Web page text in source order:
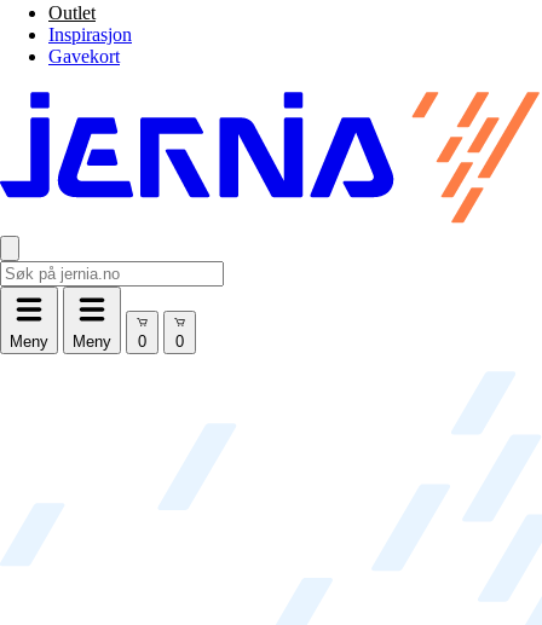
Outlet
Inspirasjon
Gavekort
Meny Meny